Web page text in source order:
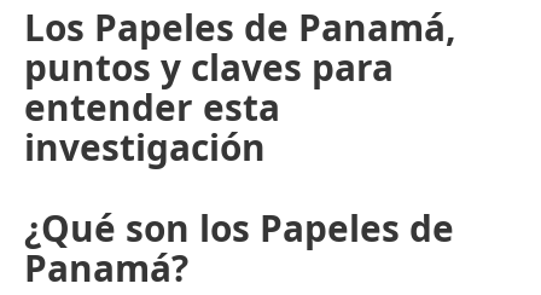
Los Papeles de Panamá,
puntos y claves para
entender esta
investigación
¿Qué son los Papeles de
Panamá?